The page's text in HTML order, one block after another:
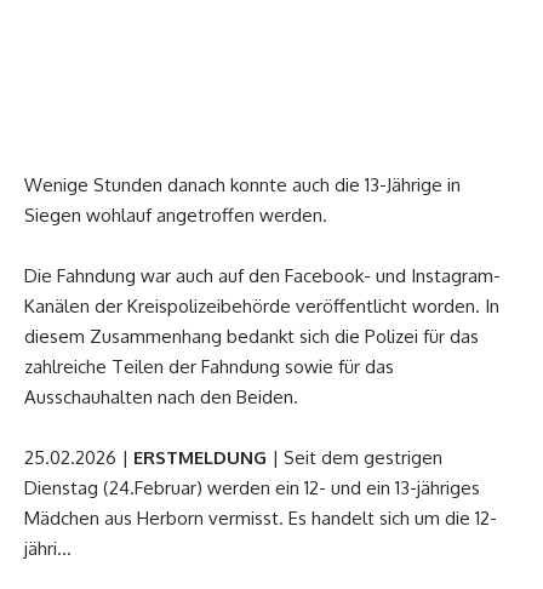
Wenige Stunden danach konnte auch die 13-Jährige in
Siegen wohlauf angetroffen werden.
Die Fahndung war auch auf den Facebook- und Instagram-
Kanälen der Kreispolizeibehörde veröffentlicht worden. In
diesem Zusammenhang bedankt sich die Polizei für das
zahlreiche Teilen der Fahndung sowie für das
Ausschauhalten nach den Beiden.
25.02.2026 | ERSTMELDUNG | Seit dem gestrigen
Dienstag (24.Februar) werden ein 12- und ein 13-jähriges
Mädchen aus Herborn vermisst. Es handelt sich um die 12-
jähri…